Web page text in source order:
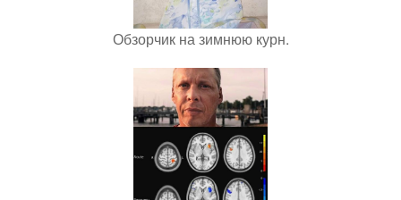
Обзорчик на зимнюю курн.